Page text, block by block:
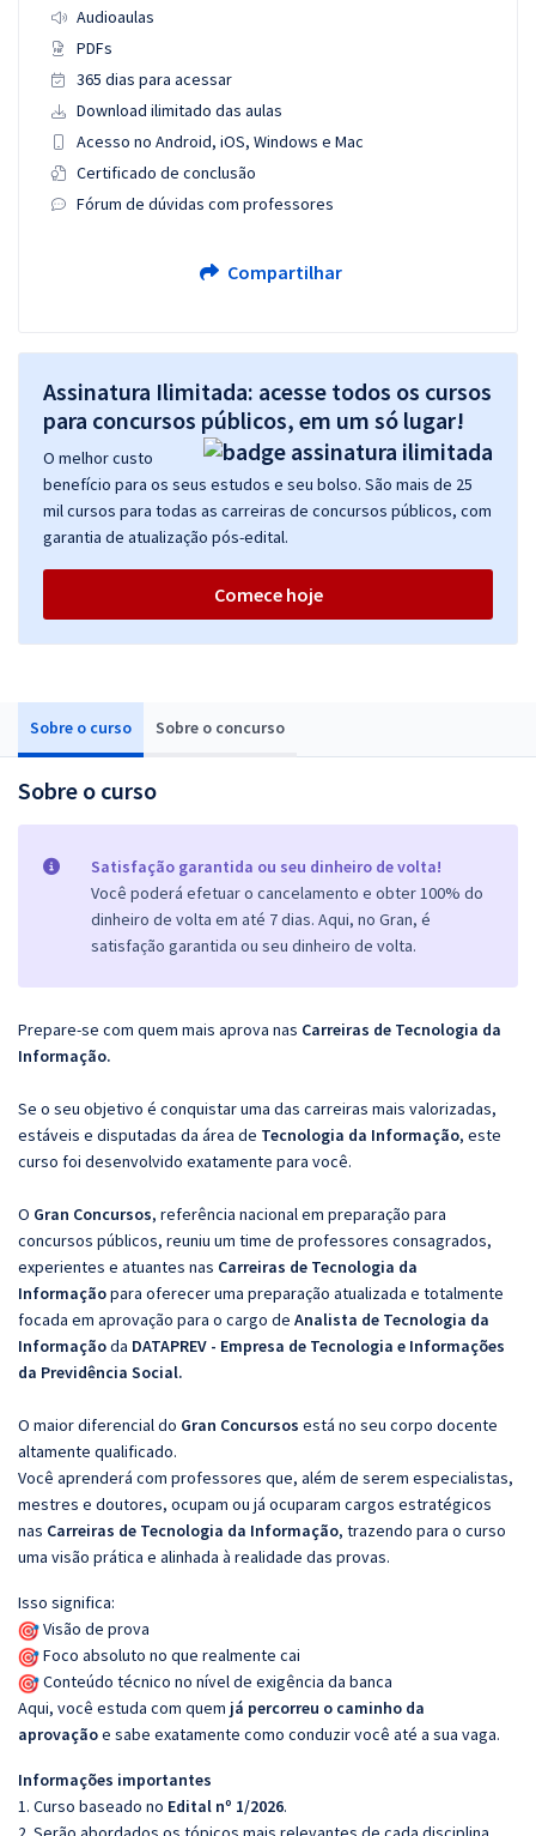
Sobre o curso Sobre o concurso
Sobre o curso
Satisfação garantida ou seu dinheiro de volta!
Você poderá efetuar o cancelamento e obter 100% do
dinheiro de volta em até 7 dias. Aqui, no Gran, é
satisfação garantida ou seu dinheiro de volta.
Prepare-se com quem mais aprova nas Carreiras de Tecnologia da
Informação.
Se o seu objetivo é conquistar uma das carreiras mais valorizadas,
estáveis e disputadas da área de Tecnologia da Informação, este
curso foi desenvolvido exatamente para você.
O Gran Concursos, referência nacional em preparação para
concursos públicos, reuniu um time de professores consagrados,
experientes e atuantes nas Carreiras de Tecnologia da
Informaçãopara oferecer uma preparação atualizada e totalmente
focada em aprovação para o cargo de Analista de Tecnologia da
Informaçãoda DATAPREV - Empresa de Tecnologia e Informações
da Previdência Social.
O maior diferencial do Gran Concursos está no seu corpo docente
altamente qualificado.
Você aprenderá com professores que, além de serem especialistas,
mestres e doutores, ocupam ou já ocuparam cargos estratégicos
nas Carreiras de Tecnologia da Informação, trazendo para o curso
uma visão prática e alinhada à realidade das provas.
Isso significa:
Visão de prova
Foco absoluto no que realmente cai
Conteúdo técnico no nível de exigência da banca
Aqui, você estuda com quem já percorreu o caminho da
aprovaçãoe sabe exatamente como conduzir você até a sua vaga.
Informações importantes
1. Curso baseado no Edital nº 1/2026.
Audioaulas
PDFs
365 dias para acessar
Download ilimitado das aulas
Acesso no Android, iOS, Windows e Mac
Certificado de conclusão
Fórum de dúvidas com professores
Compartilhar
Assinatura Ilimitada: acesse todos os cursos
para concursos públicos, em um só lugar!
O melhor custo
benefício para os seus estudos e seu bolso. São mais de 25
mil cursos para todas as carreiras de concursos públicos, com
garantia de atualização pós-edital.
Comece hoje